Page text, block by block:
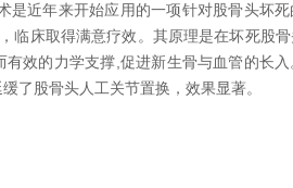
是近年来开始应用的一项针对股骨头坏
临床取得满意疗效。其原理是在坏死股
有效的力学支撑,促进新生骨与血管的长
了股骨头人工关节置换，效果显著。